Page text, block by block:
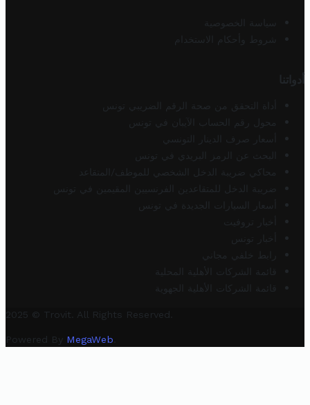
سياسة الخصوصية
شروط وأحكام الاستخدام
أدواتنا
أداة التحقق من صحة الرقم الضريبي تونس
محول رقم الحساب الآيبان في تونس
أسعار صرف الدينار التونسي
البحث عن الرمز البريدي في تونس
محاكي ضريبة الدخل الشخصي للموظف/المتقاعد
ضريبة الدخل للمتقاعدين الفرنسيين المقيمين في تونس
أسعار السيارات الجديدة في تونس
أخبار تروفيت
أخبار تونس
رابط خلفي مجاني
قائمة الشركات الأهلية المحلية
قائمة الشركات الأهلية الجهوية
2025 © Trovit. All Rights Reserved.
Powered By MegaWeb